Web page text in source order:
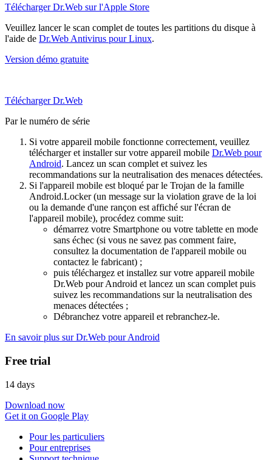
Télécharger Dr.Web sur l'Apple Store
Veuillez lancer le scan complet de toutes les partitions du disque à
l'aide de Dr.Web Antivirus pour Linux.
Version démo gratuite
Télécharger Dr.Web
Par le numéro de série
Si votre appareil mobile fonctionne correctement, veuillez
télécharger et installer sur votre appareil mobile Dr.Web pour
Android. Lancez un scan complet et suivez les
recommandations sur la neutralisation des menaces détectées.
Si l'appareil mobile est bloqué par le Trojan de la famille
Android.Locker (un message sur la violation grave de la loi
ou la demande d'une rançon est affiché sur l'écran de
l'appareil mobile), procédez comme suit:
démarrez votre Smartphone ou votre tablette en mode
sans échec (si vous ne savez pas comment faire,
consultez la documentation de l'appareil mobile ou
contactez le fabricant) ;
puis téléchargez et installez sur votre appareil mobile
Dr.Web pour Android et lancez un scan complet puis
suivez les recommandations sur la neutralisation des
menaces détectées ;
Débranchez votre appareil et rebranchez-le.
En savoir plus sur Dr.Web pour Android
Free trial
14 days
Download now
Get it on Google Play
Pour les particuliers
Pour entreprises